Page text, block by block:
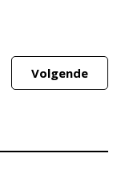
Volgende